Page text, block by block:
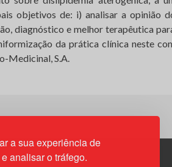
a sua experiência de
analisar o tráfego.
objetivos de: i) analisar a opinião
diagnóstico e melhor terapêutica
da prática clínica neste
Medicinal, S.A.